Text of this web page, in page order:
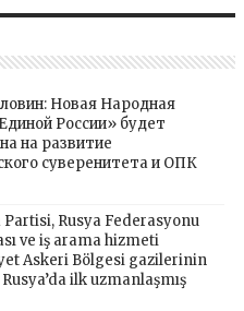
Новая Народная
России» будет
на развитие
суверенитета и ОПК
Partisi, Rusya Federasyonu
ve iş arama hizmeti
Askeri Bölgesi gazilerinin
ilk uzmanlaşmış